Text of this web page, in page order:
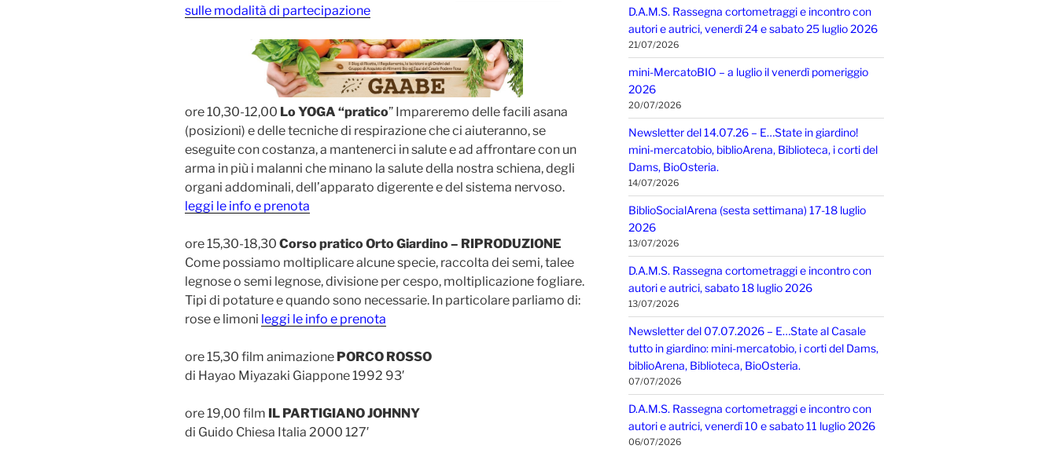
sulle modalità di partecipazione
ore 10,30-12,00 Lo YOGA “pratico” Impareremo delle facili asana
(posizioni) e delle tecniche di respirazione che ci aiuteranno, se
eseguite con costanza, a mantenerci in salute e ad affrontare con un
arma in più i malanni che minano la salute della nostra schiena, degli
organi addominali, dell’apparato digerente e del sistema nervoso.
leggi le info e prenota
ore 15,30-18,30 Corso pratico Orto Giardino – RIPRODUZIONE
Come possiamo moltiplicare alcune specie, raccolta dei semi, talee
legnose o semi legnose, divisione per cespo, moltiplicazione fogliare.
Tipi di potature e quando sono necessarie. In particolare parliamo di:
rose e limoni leggi le info e prenota
ore 15,30 film animazione PORCO ROSSO
di Hayao Miyazaki Giappone 1992 93′
ore 19,00 film IL PARTIGIANO JOHNNY
di Guido Chiesa Italia 2000 127′
D.A.M.S. Rassegna cortometraggi e incontro con
autori e autrici, venerdì 24 e sabato 25 luglio 2026
21/07/2026
mini-MercatoBIO – a luglio il venerdì pomeriggio
2026
20/07/2026
Newsletter del 14.07.26 – E…State in giardino!
mini-mercatobio, biblioArena, Biblioteca, i corti del
Dams, BioOsteria.
14/07/2026
BiblioSocialArena (sesta settimana) 17-18 luglio
2026
13/07/2026
D.A.M.S. Rassegna cortometraggi e incontro con
autori e autrici, sabato 18 luglio 2026
13/07/2026
Newsletter del 07.07.2026 – E…State al Casale
tutto in giardino: mini-mercatobio, i corti del Dams,
biblioArena, Biblioteca, BioOsteria.
07/07/2026
D.A.M.S. Rassegna cortometraggi e incontro con
autori e autrici, venerdì 10 e sabato 11 luglio 2026
06/07/2026